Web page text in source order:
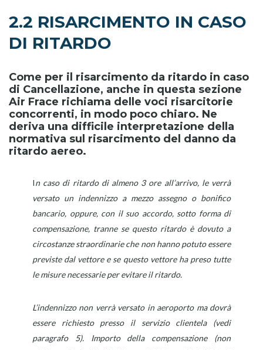
2.2 RISARCIMENTO IN CASO
DI RITARDO
Come per il risarcimento da ritardo in caso
di Cancellazione, anche in questa sezione
Air Frace richiama delle voci risarcitorie
concorrenti, in modo poco chiaro. Ne
deriva una difficile interpretazione della
normativa sul risarcimento del danno da
ritardo aereo.
In caso di ritardo di almeno 3 ore all’arrivo, le verrà
versato un indennizzo a mezzo assegno o bonifico
bancario, oppure, con il suo accordo, sotto forma di
compensazione, tranne se questo ritardo è dovuto a
circostanze straordinarie che non hanno potuto essere
previste dal vettore e se questo vettore ha preso tutte
le misure necessarie per evitare il ritardo.
L’indennizzo non verrà versato in aeroporto ma dovrà
essere richiesto presso il servizio clientela (vedi
paragrafo 5). Importo della compensazione (non